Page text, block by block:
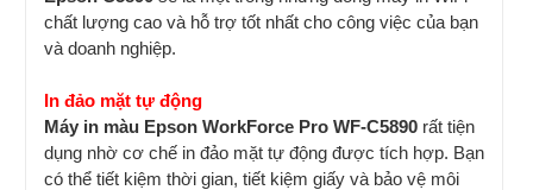
chất lượng cao và hỗ trợ tốt nhất cho công việc của bạn
và doanh nghiệp.
​In đảo mặt tự động
Máy in màu Epson WorkForce Pro WF-C5890 rất tiện
dụng nhờ cơ chế in đảo mặt tự động được tích hợp. Bạn
có thể tiết kiệm thời gian, tiết kiệm giấy và bảo vệ môi